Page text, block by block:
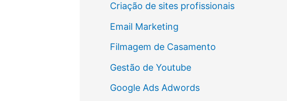
Criação de sites profissionais
Email Marketing
Filmagem de Casamento
Gestão de Youtube
Google Ads Adwords